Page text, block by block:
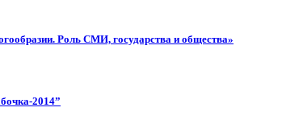
Роль СМИ, государства и общества»
2014”